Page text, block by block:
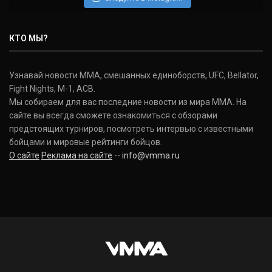
Donald Cerrone
(36-15-0, 1)
Исраэль Адесанья
Israel Adesanya
(19-0-0, 0)
КТО МЫ?
Узнавай новости ММА, смешанных единоборств, UFC, Bellator,
Fight Nights, M-1, ACB.
Мы собираем для вас последние новости из мира ММА. На
сайте вы всегда сможете ознакомиться с обзорами
предстоящих турниров, посмотреть интервью с известными
бойцами и мировые рейтинги бойцов.
О сайте Реклама на сайте -- info@vmma.ru